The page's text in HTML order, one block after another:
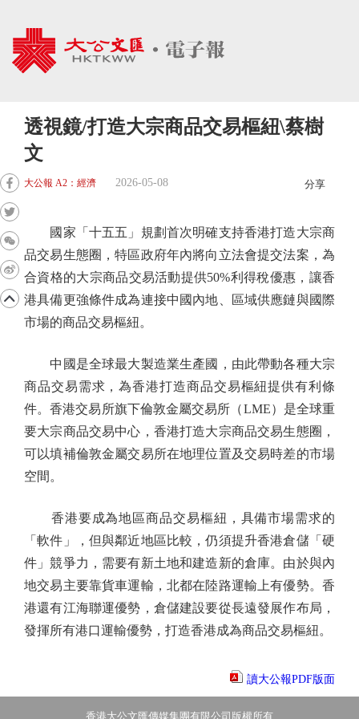
透視鏡/打造大宗商品交易樞紐\蔡樹
文
大公報 A2：經濟 2026-05-08 分享
國家「十五五」規劃首次明確支持香港打造大宗商
品交易生態圈，特區政府年內將向立法會提交法案，為
合資格的大宗商品交易活動提供50%利得稅優惠，讓香
港具備更強條件成為連接中國內地、區域供應鏈與國際
市場的商品交易樞紐。
中國是全球最大製造業生產國，由此帶動各種大宗
商品交易需求，為香港打造商品交易樞紐提供有利條
件。香港交易所旗下倫敦金屬交易所（LME）是全球重
要大宗商品交易中心，香港打造大宗商品交易生態圈，
可以填補倫敦金屬交易所在地理位置及交易時差的市場
空間。
香港要成為地區商品交易樞紐，具備市場需求的
「軟件」，但與鄰近地區比較，仍須提升香港倉儲「硬
件」競爭力，需要有新土地和建造新的倉庫。由於與內
地交易主要靠貨車運輸，北都在陸路運輸上有優勢。香
港還有江海聯運優勢，倉儲建設要從長遠發展作布局，
發揮所有港口運輸優勢，打造香港成為商品交易樞紐。
讀大公報PDF版面
香港大公文匯傳媒集團有限公司版權所有